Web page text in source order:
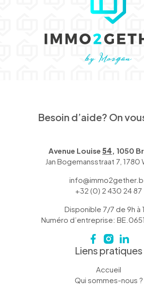
Besoin d’aide? On
Avenue Louise 54 , 1050
Jan Bogemansstraat 7, 1780
+32 (0) 2 430 24 87
Disponible 7/7 de 9h à
Numéro d’entreprise:
Liens pratiques
Accueil
Qui sommes-nous ?